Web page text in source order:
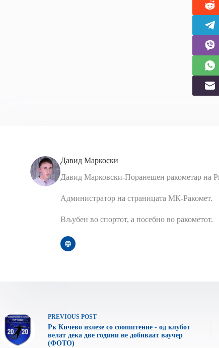
Давид Маркоски
Давид Марковски-Поранешен ракометар на
Администратор на страницата МК-Ракомет.
Вљубен во спортот, а посебно во ракометот.
PREVIOUS POST
Рк Кичево излезе со соопштение - од клубот
велат дека две години не добиваат ваучер
(ФОТО)